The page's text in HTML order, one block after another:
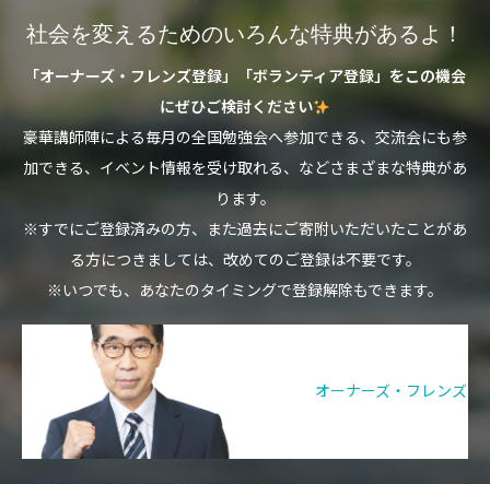
社会を変えるためのいろんな特典があるよ！
「オーナーズ・フレンズ登録」「ボランティア登録」をこの機会
にぜひご検討ください
豪華講師陣による毎月の全国勉強会へ参加できる、交流会にも参
加できる、イベント情報を受け取れる、などさまざまな特典があ
ります。
※すでにご登録済みの方、また過去にご寄附いただいたことがあ
る方につきましては、改めてのご登録は不要です。
※いつでも、あなたのタイミングで登録解除もできます。
オーナーズ・フレンズ